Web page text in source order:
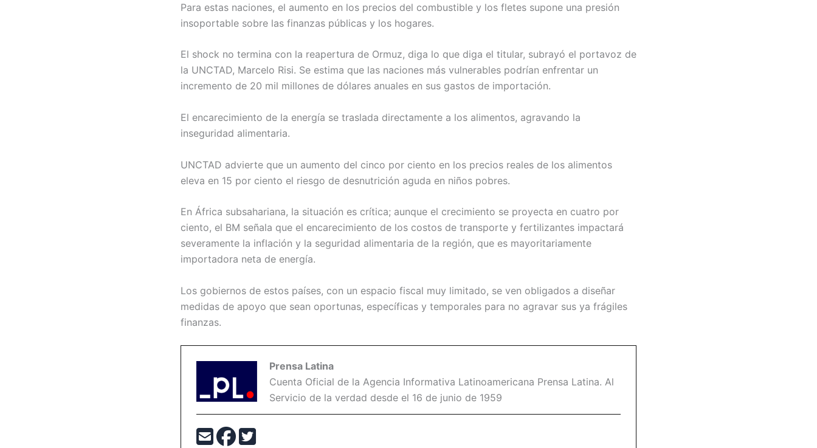
Para estas naciones, el aumento en los precios del combustible y los fletes supone una presión
insoportable sobre las finanzas públicas y los hogares.
El shock no termina con la reapertura de Ormuz, diga lo que diga el titular, subrayó el portavoz de
la UNCTAD, Marcelo Risi. Se estima que las naciones más vulnerables podrían enfrentar un
incremento de 20 mil millones de dólares anuales en sus gastos de importación.
El encarecimiento de la energía se traslada directamente a los alimentos, agravando la
inseguridad alimentaria.
UNCTAD advierte que un aumento del cinco por ciento en los precios reales de los alimentos
eleva en 15 por ciento el riesgo de desnutrición aguda en niños pobres.
En África subsahariana, la situación es crítica; aunque el crecimiento se proyecta en cuatro por
ciento, el BM señala que el encarecimiento de los costos de transporte y fertilizantes impactará
severamente la inflación y la seguridad alimentaria de la región, que es mayoritariamente
importadora neta de energía.
Los gobiernos de estos países, con un espacio fiscal muy limitado, se ven obligados a diseñar
medidas de apoyo que sean oportunas, específicas y temporales para no agravar sus ya frágiles
finanzas.
Prensa Latina
Cuenta Oficial de la Agencia Informativa Latinoamericana Prensa Latina. Al
Servicio de la verdad desde el 16 de junio de 1959